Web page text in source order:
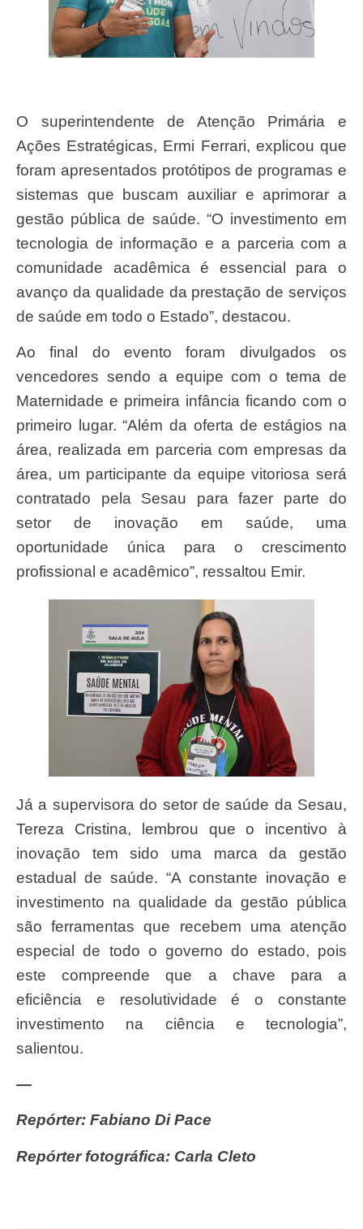
O superintendente de Atenção Primária e
Ações Estratégicas, Ermi Ferrari, explicou que
foram apresentados protótipos de programas e
sistemas que buscam auxiliar e aprimorar a
gestão pública de saúde. “O investimento em
tecnologia de informação e a parceria com a
comunidade acadêmica é essencial para o
avanço da qualidade da prestação de serviços
de saúde em todo o Estado”, destacou.
Ao final do evento foram divulgados os
vencedores sendo a equipe com o tema de
Maternidade e primeira infância ficando com o
primeiro lugar. “Além da oferta de estágios na
área, realizada em parceria com empresas da
área, um participante da equipe vitoriosa será
contratado pela Sesau para fazer parte do
setor de inovação em saúde, uma
oportunidade única para o crescimento
profissional e acadêmico”, ressaltou Emir.
Já a supervisora do setor de saúde da Sesau,
Tereza Cristina, lembrou que o incentivo à
inovação tem sido uma marca da gestão
estadual de saúde. “A constante inovação e
investimento na qualidade da gestão pública
são ferramentas que recebem uma atenção
especial de todo o governo do estado, pois
este compreende que a chave para a
eficiência e resolutividade é o constante
investimento na ciência e tecnologia”,
salientou.
—
Repórter: Fabiano Di Pace
Repórter fotográfica: Carla Cleto